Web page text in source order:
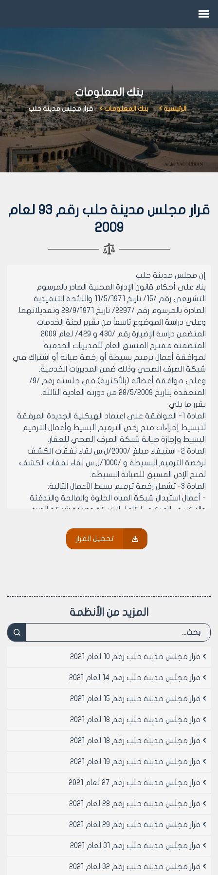
بنك المعلومات
الرئيسية بنك المعلومات قرار مجلس مدينة حلب
قرار مجلس مدينة حلب رقم 93 لعام
2009
إن مجلس مدينة حلب
بناءً على أحكام قانون الإدارة المحلية الصادر بالمرسوم
التشريعي رقم /15/ تاريخ 11/5/1971 واللائحة التنفيذية
الصادرة بالمرسوم رقم /2297/ تاريخ 28/9/1971 وتعديلاتهما.
وعلى دراسة الموضوع تاسعاً من تقرير لجنة الخدمات
المتضمن دراسة الإضبارة رقم /430 و 429/ لعام 2009
المتضمنة مقترح المنسق العام للمديريات الخدمية
لموافقة أعمال ترميم بسيطة أو رخصة صيانة أو اشتراك في
شبكة الصرف الصحي وذلك ضمن المديريات الخدمية.
وعلى موافقة أعضائه (بالأكثرية) في جلسته رقم /9/
المنعقدة بتاريخ 28/5/2009 من دورته العادية الثالثة.
يقرر ما يلي
المادة 1- الموافقة على اعتماد الهيكلية الجديدة المرفقة
لتبسيط إجراءات منح رخص الترميم البسيط وأعمال الترميم
البسيط وإجازة صيانة شبكة الصرف الصحي للعقار.
المادة 2- استيفاء مبلغ /2000/ل.س لقاء نفقات الكشف
لرخصة الترميم البسيطة و /1000/ل.س لقاء نفقات الكشف
لمنح الإذن المسبق للصيانة البسيطة.
المادة 3- تشمل رخصة ترميم بسيط الأعمال التالية:
- أعمال استبدال شبكة المياه الحلوة والمالحة والتدفئة
والتكييف المركزي لكامل الشبكة وصيانة شبكة الصرف
- أعمال قلع البلاط وإعادة تبليط كامل الشقة.
- أعمال استبدال المنجور الخارجي بالكامل أو درابزون الشرفات.
أو عمل فتحة في السياج لتأمين الإستطراق للطابق الأرضي
في حال كون منسوبه أخفض من منسوب الشارع.
إلغاء بلاط السقائف فوق المطبخ أو الحمام أو دورة المياه
وفي هذه الحالة فقط يتم تقديم تقرير فني من
المادة 4- بالنسبة للأعمال التي لم ترد أعلاه فيمنح لها اذن
الإستمارة المرفقة ويستوفي في هذه الحالة نفقات
المادة 5- محتويات إضبارة رخصة الترميم البسيطة.
الشؤون الفنية وتحتوي على استدعاء صاحب العلاقة
ومشاهدة هويته وسند التعهد موقع أمام الموظف
2- بيان قيد عقاري أو مؤقت أو أي وثيقة تثبت الملكية أو
3- صورة عن هوية مقدم الطلب.
المراد ترميمه موضح عليه جميع القواطع الداخلية والخارجية
5- بيان مخالفات للمقسم المراد ترميمه (يتم الكشف من
تحميل القرار
المزيد من الأنظمة
قرار مجلس مدينة حلب رقم 10 لعام 2021
قرار مجلس مدينة حلب رقم 14 لعام 2021
قرار مجلس مدينة حلب رقم 15 لعام 2021
قرار مجلس مدينة حلب رقم 18 لعام 2021
قرار مجلس مدينة حلب رقم 18 لعام 2021
قرار مجلس مدينة حلب رقم 19 لعام 2021
قرار مجلس مدينة حلب رقم 27 لعام 2021
قرار مجلس مدينة حلب رقم 28 لعام 2021
قرار مجلس مدينة حلب رقم 29 لعام 2021
قرار مجلس مدينة حلب رقم 31 لعام 2021
قرار مجلس مدينة حلب رقم 32 لعام 2021